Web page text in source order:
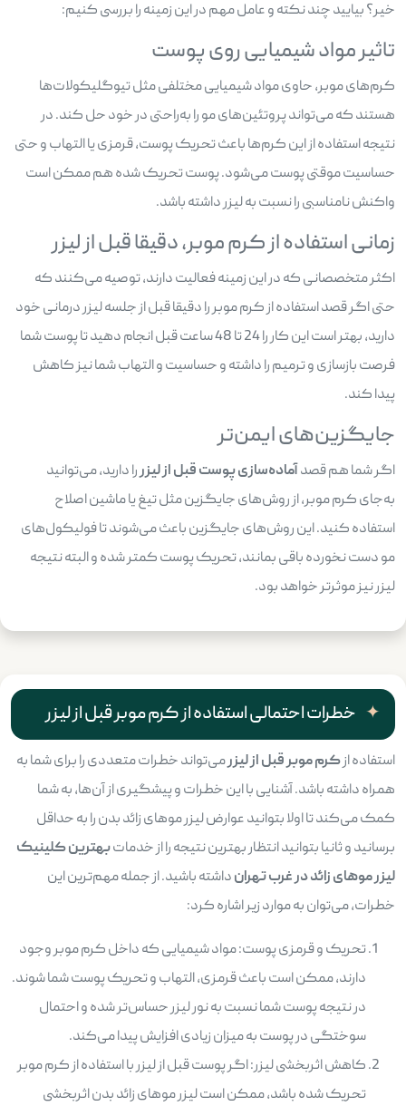
خیر؟ بیایید چند نکته و عامل مهم در این زمینه را بررسی کنیم:
تاثیر مواد شیمیایی روی پوست
کرم‌های موبر، حاوی مواد شیمیایی مختلفی مثل تیوگلیکولات‌ها
هستند که می‌تواند پروتئین‌های مو را به‌راحتی در خود حل کند. در
نتیجه استفاده از این کرم‌ها باعث تحریک پوست، قرمزی یا التهاب و حتی
حساسیت موقتی پوست می‌شود. پوست تحریک شده هم ممکن است
واکنش نامناسبی را نسبت به لیزر داشته باشد.
زمانی استفاده از کرم موبر، دقیقا قبل از لیزر
اکثر متخصصانی که در این زمینه فعالیت دارند، توصیه می‌کنند که
حتی اگر قصد استفاده از کرم موبر را دقیقا قبل از جلسه لیزر درمانی خود
دارید، بهتر است این کار را 24 تا 48 ساعت قبل انجام دهید تا پوست شما
فرصت بازسازی و ترمیم را داشته و حساسیت و التهاب شما نیز کاهش
پیدا کند.
جایگزین‌های ایمن‌تر
اگر شما هم قصدآماده‌سازی پوست قبل از لیزررا دارید، می‌توانید
به‌جای کرم موبر، از روش‌های جایگزین مثل تیغ یا ماشین اصلاح
استفاده کنید. این روش‌های جایگزین باعث می‌شوند تا فولیکول‌های
مو دست نخورده باقی بمانند، تحریک پوست کمتر شده و البته نتیجه
لیزر نیز موثرتر خواهد بود.
خطرات احتمالی استفاده از کرم موبر قبل از لیزر
استفاده ازکرم موبر قبل از لیزرمی‌تواند خطرات متعددی را برای شما به
همراه داشته باشد. آشنایی با این خطرات و پیشگیری از آن‌ها، به شما
کمک می‌کند تا اولا بتوانید عوارض لیزر موهای زائد بدن را به حداقل
برسانید و ثانیا بتوانید انتظار بهترین نتیجه را از خدماتبهترین کلینیک
لیزر موهای زائد در غرب تهرانداشته باشید. از جمله مهم‌ترین این
خطرات، می‌توان به موارد زیر اشاره کرد:
تحریک و قرمزی پوست: مواد شیمیایی که داخل کرم موبر وجود
دارند، ممکن است باعث قرمزی، التهاب و تحریک پوست شما شوند.
در نتیجه پوست شما نسبت به نور لیزر حساس‌تر شده و احتمال
سوختگی در پوست به میزان زیادی افزایش پیدا می‌کند.
کاهش اثربخشی لیزر: اگر پوست قبل از لیزر با استفاده از کرم موبر
تحریک شده باشد، ممکن است لیزر موهای زائد بدن اثربخشی